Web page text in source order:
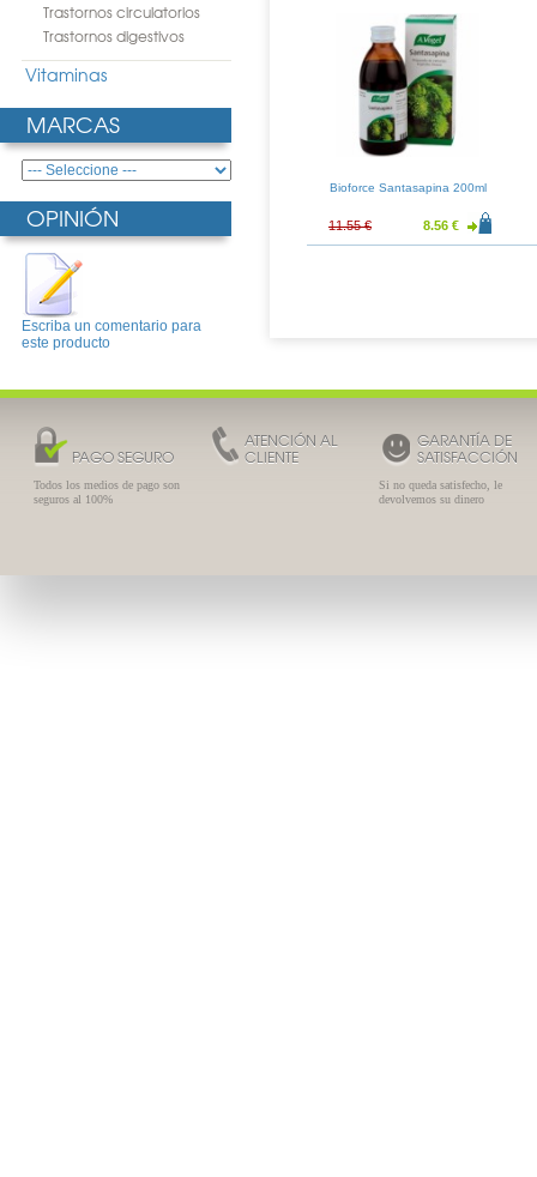
Trastornos circulatorios
Trastornos digestivos
Vitaminas
MARCAS
OPINIÓN
Escriba un comentario para
este producto
Bioforce Santasapina 200ml
11.55 € 8.56 €
PAGO SEGURO
Todos los medios de pago son
seguros al 100%
ATENCIÓN AL
CLIENTE
GARANTÍA DE
SATISFACCIÓN
Si no queda satisfecho, le
devolvemos su dinero